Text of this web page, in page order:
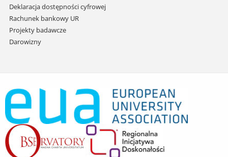
Deklaracja dostępności cyfrowej
Rachunek bankowy UR
Projekty badawcze
Darowizny